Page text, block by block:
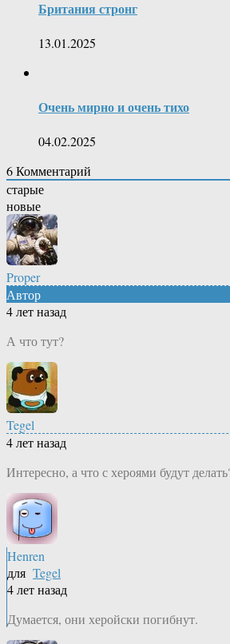
Британия стронг
13.01.2025
Очень мирно и очень тихо
04.02.2025
6Комментарий
старые
новые
Proper
Автор
4 лет назад
А что тут?
Tegel
4 лет назад
Интересно, а что с хероями будут
Henren
для Tegel
4 лет назад
Думается, они херойски погибнут.